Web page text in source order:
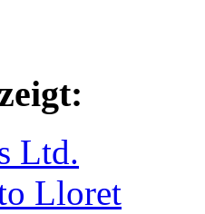
Ltd.
Lloret